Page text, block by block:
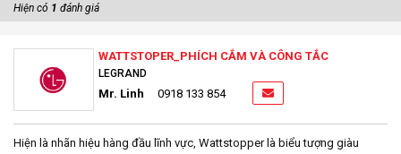
Hiện có 1 đánh giá
WATTSTOPER_PHÍCH CẮM VÀ CÔNG TẮC
LEGRAND
Mr. Linh 0918 133 854
Hiện là nhãn hiệu hàng đầu lĩnh vực, Wattstopper là biểu tượng giàu